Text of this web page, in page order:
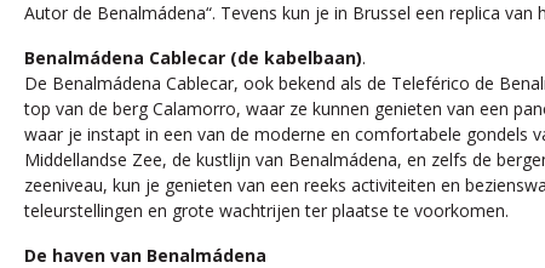
Autor de Benalmádena“. Tevens kun je in Brussel een replica
Benalmádena Cablecar (de kabelbaan).
De Benalmádena Cablecar, ook bekend als de Teleférico de
top van de berg Calamorro, waar ze kunnen genieten van een
waar je instapt in een van de moderne en comfortabele gondels
Middellandse Zee, de kustlijn van Benalmádena, en zelfs de
zeeniveau, kun je genieten van een reeks activiteiten en
teleurstellingen en grote wachtrijen ter plaatse te voorkomen.
De haven van Benalmádena